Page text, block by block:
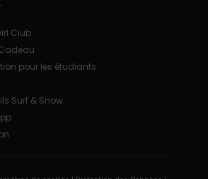
Club
pour les étudiants
Surf & Snow